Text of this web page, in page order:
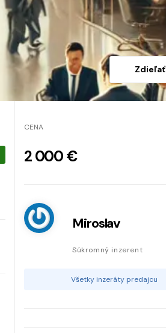
Zdieľať
CENA
2 000 €
Miroslav
Súkromný inzerent
Všetky inzeráty predajcu